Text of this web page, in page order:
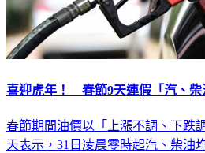
喜迎虎年！ 春節9天連假「汽、柴
春節期間油價以「上漲不調、下跌
天表示，31日凌晨零時起汽、柴油